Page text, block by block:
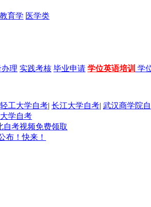
教育学 医学类
理 实践考核 毕业申请 学位英语培训 学
工大学自考| 长江大学自考| 武汉商学院
学自考
布！快来！